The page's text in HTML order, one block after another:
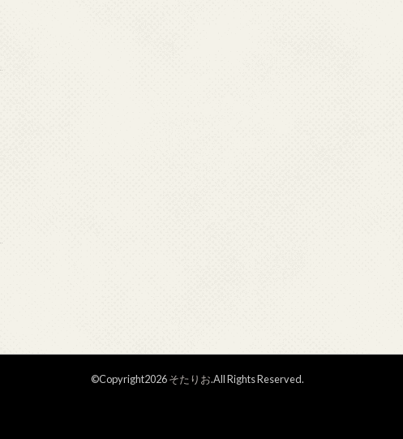
©Copyright2026そたりお.All Rights Reserved.